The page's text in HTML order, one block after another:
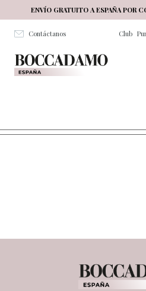
Salta al contenuto principale
ENVÍO GRATUITO A ESPAÑA POR
Contáctanos Club